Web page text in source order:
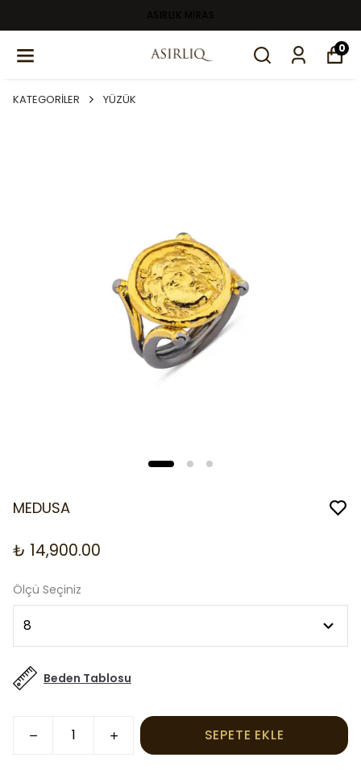
0
KATEGORİLER YÜZÜK
MEDUSA
₺ 14,900.00
Ölçü Seçiniz
Beden Tablosu
SEPETE EKLE